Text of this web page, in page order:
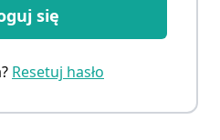
się
Resetuj hasło